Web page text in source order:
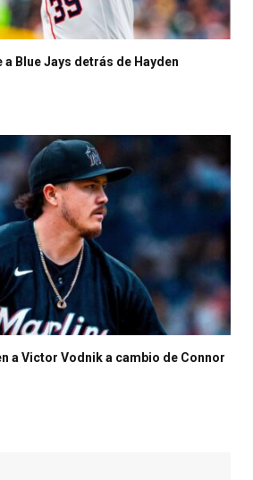
Blue Jays detrás de Hayden
a Victor Vodnik a cambio de Connor